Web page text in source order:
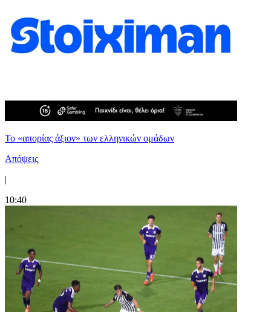
Το «απορίας άξιον» των ελληνικών ομάδων
Απόψεις
|
10:40